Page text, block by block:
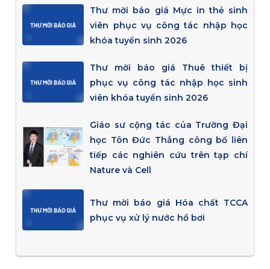
Thư mời báo giá Mực in thẻ sinh
viên phục vụ công tác nhập học
khóa tuyển sinh 2026
Thư mời báo giá Thuê thiết bị
phục vụ công tác nhập học sinh
viên khóa tuyển sinh 2026
Giáo sư cộng tác của Trường Đại
học Tôn Đức Thắng công bố liên
tiếp các nghiên cứu trên tạp chí
Nature và Cell
Thư mời báo giá Hóa chất TCCA
phục vụ xử lý nước hồ bơi